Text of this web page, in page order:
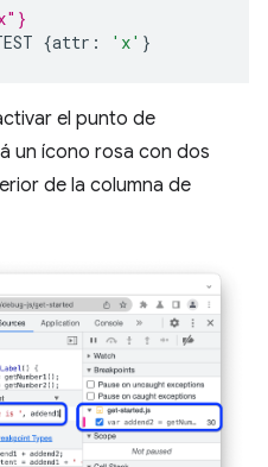
{attr : 'x' }
el punto de
un ícono rosa con dos
de la columna de